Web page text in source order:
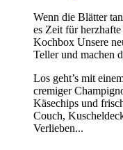
Wenn die Blätter
es Zeit für
Kochbox Unsere
Teller und machen
Los geht’s mit
cremiger
Käsechips und
Couch,
Verlieben...